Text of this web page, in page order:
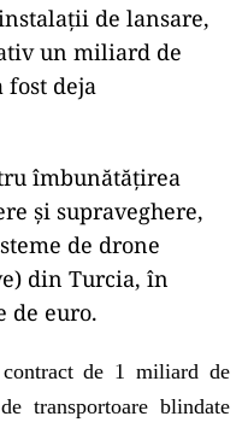
de lansare,
un miliard de
fost deja
îmbunătățirea
și supraveghere,
de drone
din Turcia, în
de euro.
de 1 miliard de
transportoare blindate